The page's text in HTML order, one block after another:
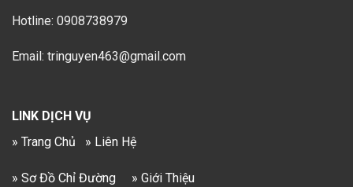
Hotline: 0908738979
Email: tringuyen463@gmail.com
LINK DỊCH VỤ
» Trang Chủ
» Liên Hệ
» Sơ Đồ Chỉ Đường » Giới Thiệu